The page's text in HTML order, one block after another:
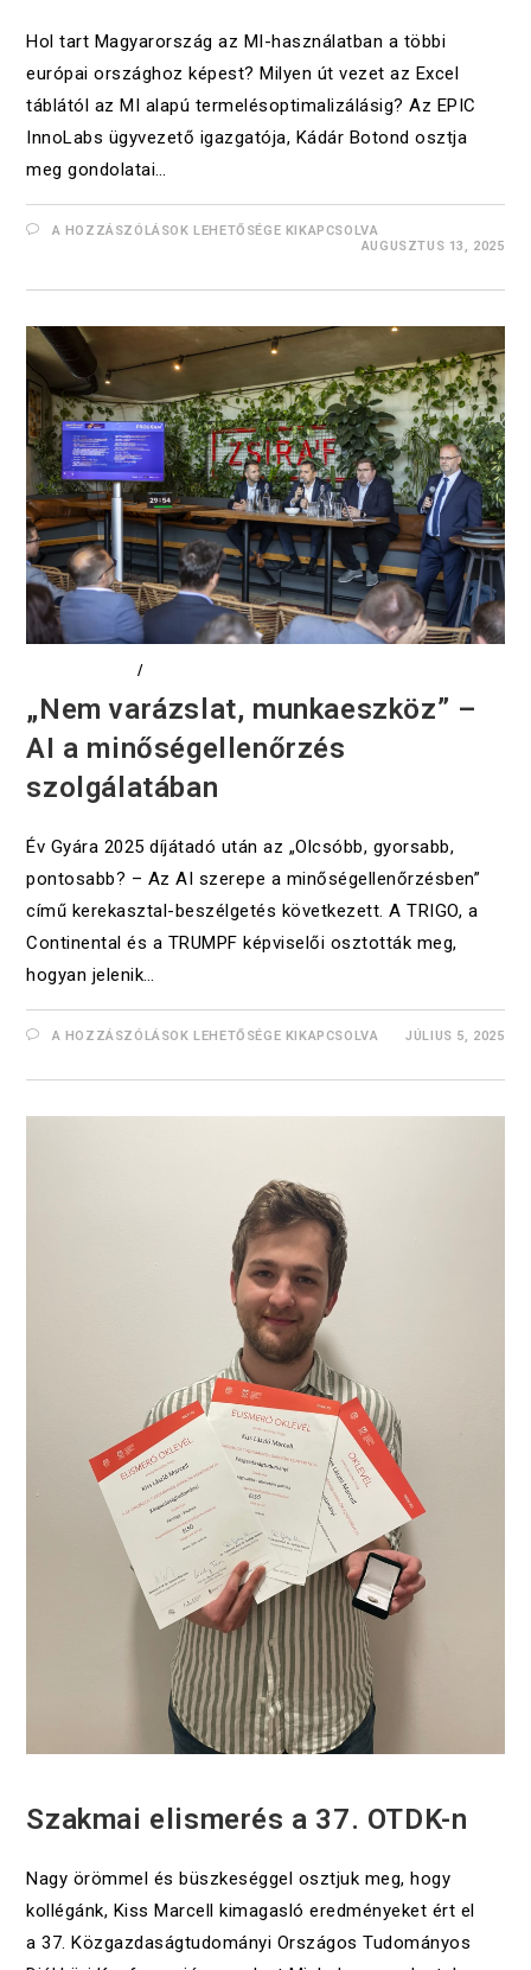
Hol tart Magyarország az MI-használatban a többi
európai országhoz képest? Milyen út vezet az Excel
táblától az MI alapú termelésoptimalizálásig? Az EPIC
InnoLabs ügyvezető igazgatója, Kádár Botond osztja
meg gondolatai…
A HOZZÁSZÓLÁSOK LEHETŐSÉGE KIKAPCSOLVA
AUGUSZTUS 13, 2025
/
„Nem varázslat, munkaeszköz” –
AI a minőségellenőrzés
szolgálatában
Év Gyára 2025 díjátadó után az „Olcsóbb, gyorsabb,
pontosabb? – Az AI szerepe a minőségellenőrzésben”
című kerekasztal-beszélgetés következett. A TRIGO, a
Continental és a TRUMPF képviselői osztották meg,
hogyan jelenik…
A HOZZÁSZÓLÁSOK LEHETŐSÉGE KIKAPCSOLVA JÚLIUS 5, 2025
Szakmai elismerés a 37. OTDK-n
Nagy örömmel és büszkeséggel osztjuk meg, hogy
kollégánk, Kiss Marcell kimagasló eredményeket ért el
a 37. Közgazdaságtudományi Országos Tudományos